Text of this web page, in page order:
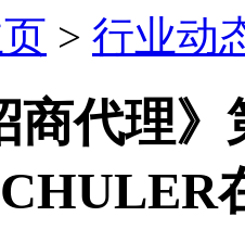
> 行业动
商代理